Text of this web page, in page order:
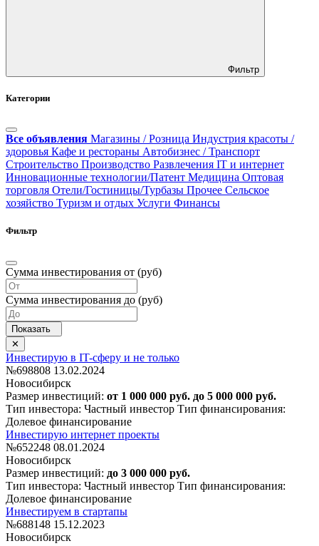
Фильтр
Категории
Все объявления Магазины / Розница Индустрия красоты /
здоровья Кафе и рестораны Автобизнес / Транспорт
Строительство Производство Развлечения IT и интернет
Инновационные технологии/Патент Медицина Оптовая
торговля Отели/Гостиницы/Турбазы Прочее Сельское
хозяйство Туризм и отдых Услуги Финансы
Фильтр
Сумма инвестирования от (руб)
Сумма инвестирования до (руб)
Инвестирую в IT-сферу и не только
№698808 13.02.2024
Новосибирск
Размер инвестиций: от 1 000 000 руб. до 5 000 000 руб.
Тип инвестора: Частный инвестор Тип финансирования:
Долевое финансирование
Инвестирую интернет проекты
№652248 08.01.2024
Новосибирск
Размер инвестиций: до 3 000 000 руб.
Тип инвестора: Частный инвестор Тип финансирования:
Долевое финансирование
Инвестируем в стартапы
№688148 15.12.2023
Новосибирск